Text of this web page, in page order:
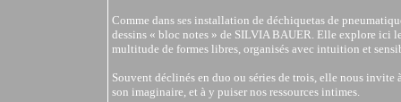
Comme dans ses installation de déchiquetas de
dessins « bloc notes » de SILVIA BAUER. Elle explore ici
multitude de formes libres, organisés avec intuition et
Souvent déclinés en duo ou séries de trois, elle nous invite
son imaginaire, et à y puiser nos ressources intimes.